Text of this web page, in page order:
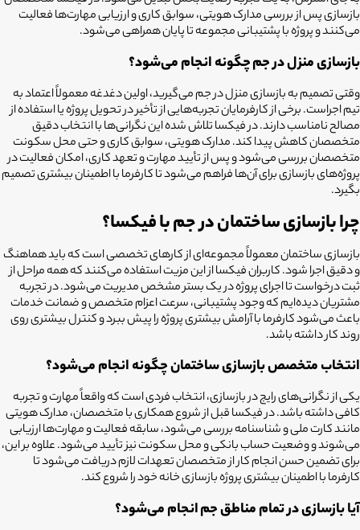
بازسازی پس از بررسی مدارک هویتی، سوابق کاری و ارزیابی مهارت‌ها فعالیت
می‌کنند و پروژه با پشتیبانی مجموعه تا پایان همراهی می‌شود.
بازسازی منزل در جم چگونه انجام می‌شود؟
وقتی تصمیم به بازسازی منزل در جم می‌گیرید، اولین دغدغه معمولاً اعتماد به
تیم اجراست. برخی از کارفرمایان تجربه‌هایی از تأخیر در تحویل پروژه یا استفاده از
مصالح نامناسب دارند. در فیکسا تلاش شده این نگرانی‌ها با انتخاب دقیق
متخصصان کاهش پیدا کند. مدارک هویتی، سوابق کاری و حتی محل سکونت
متخصصان بررسی می‌شود و پس از تأیید مهارت و تعهد کاری، امکان فعالیت در
پروژه‌های بازسازی برای آن‌ها فراهم می‌شود تا کارفرما با اطمینان بیشتری تصمیم
بگیرد.
چرا بازسازی ساختمان در جم با فیکسا؟
بازسازی ساختمان معمولاً مجموعه‌ای از کارهای تخصصی است که باید هماهنگ
و دقیق اجرا شود. کاربران فیکسا از این مزیت استفاده می‌کنند که همه مراحل از
ثبت درخواست تا اجرای پروژه در یک بستر مشخص مدیریت می‌شود. در تجربه
مشتریان دیده‌ایم که وجود پشتیبانی، سرعت اعزام متخصص و ضمانت خدمات
باعث می‌شود کارفرما با آرامش بیشتری پروژه را پیش ببرد و کنترل بیشتری روی
روند کار داشته باشد.
انتخاب متخصص بازسازی ساختمان چگونه انجام می‌شود؟
یکی از نگرانی‌های رایج در بازسازی، انتخاب فردی است که واقعاً مهارت و تجربه
کافی داشته باشد. در فیکسا قبل از شروع همکاری با متخصصان، مدارک هویتی
مانند کارت ملی و شناسنامه بررسی می‌شود، سابقه فعالیت و مهارت‌ها ارزیابی
می‌شوند و وضعیت حساب بانکی و محل سکونت نیز تأیید می‌شود. علاوه بر این،
برای تضمین حسن انجام کار از متخصصان تعهدات لازم دریافت می‌شود تا
کارفرما با اطمینان بیشتری پروژه بازسازی خانه خود را شروع کند.
آیا بازسازی در تمام مناطق جمانجام می‌شود؟